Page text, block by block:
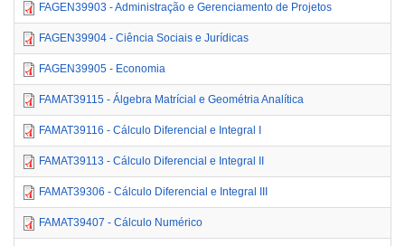
FAGEN39903 - Administração e Gerenciamento de Projetos
FAGEN39904 - Ciência Sociais e Jurídicas
FAGEN39905 - Economia
FAMAT39115 - Álgebra Matrícial e Geométria Analítica
FAMAT39116 - Cálculo Diferencial e Integral I
FAMAT39113 - Cálculo Diferencial e Integral II
FAMAT39306 - Cálculo Diferencial e Integral III
FAMAT39407 - Cálculo Numérico